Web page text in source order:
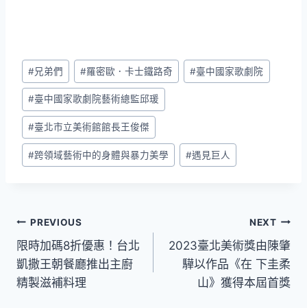
Post
Tags:
#兄弟們 #羅密歐．卡士鐵路奇 #臺中國家歌劇院
#臺中國家歌劇院藝術總監邱瑗
#臺北市立美術館館長王俊傑
#跨領域藝術中的身體與暴力美學 #遇見巨人
文
章
導
PREVIOUS
限時加碼8折優惠！台北
凱撒王朝餐廳推出主廚
精製滋補料理
NEXT
2023臺北美術獎由陳肇
驊以作品《在 下圭柔
山》獲得本屆首獎